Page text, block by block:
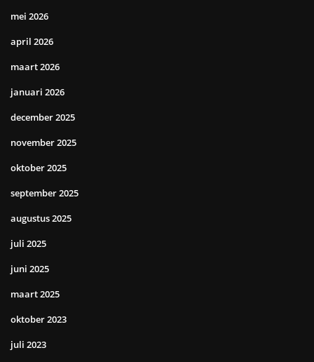
mei 2026
april 2026
maart 2026
januari 2026
december 2025
november 2025
oktober 2025
september 2025
augustus 2025
juli 2025
juni 2025
maart 2025
oktober 2023
juli 2023